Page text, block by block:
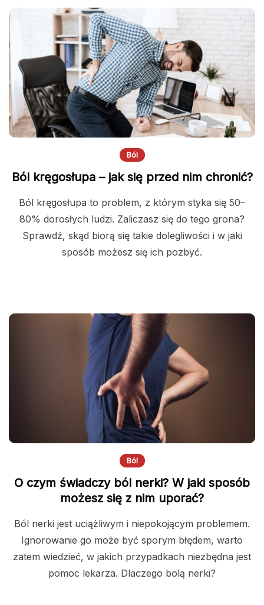
Ból
Ból kręgosłupa – jak się przed nim chronić?
Ból kręgosłupa to problem, z którym styka się 50–
80% dorosłych ludzi. Zaliczasz się do tego grona?
Sprawdź, skąd biorą się takie dolegliwości i w jaki
sposób możesz się ich pozbyć.
Ból
O czym świadczy ból nerki? W jaki sposób
możesz się z nim uporać?
Ból nerki jest uciążliwym i niepokojącym problemem.
Ignorowanie go może być sporym błędem, warto
zatem wiedzieć, w jakich przypadkach niezbędna jest
pomoc lekarza. Dlaczego bolą nerki?